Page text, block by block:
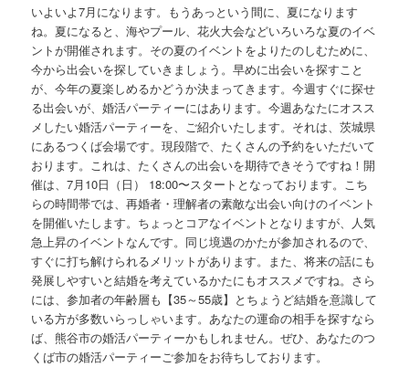
テ
ン
ツ
へ
移
動
ン
ツ
へ
移
動
いよいよ7月になります。もうあっという間に、夏になります
ね。夏になると、海やプール、花火大会などいろいろな夏のイベ
ントが開催されます。その夏のイベントをよりたのしむために、
今から出会いを探していきましょう。早めに出会いを探すこと
が、今年の夏楽しめるかどうか決まってきます。今週すぐに探せ
る出会いが、婚活パーティーにはあります。今週あなたにオスス
メしたい婚活パーティーを、ご紹介いたします。それは、茨城県
にあるつくば会場です。現段階で、たくさんの予約をいただいて
おります。これは、たくさんの出会いを期待できそうですね！開
催は、7月10日（日） 18:00〜スタートとなっております。こち
らの時間帯では、再婚者・理解者の素敵な出会い向けのイベント
を開催いたします。ちょっとコアなイベントとなりますが、人気
急上昇のイベントなんです。同じ境遇のかたが参加されるので、
すぐに打ち解けられるメリットがあります。また、将来の話にも
発展しやすいと結婚を考えているかたにもオススメですね。さら
には、参加者の年齢層も【35～55歳】とちょうど結婚を意識して
いる方が多数いらっしゃいます。あなたの運命の相手を探すなら
ば、熊谷市の婚活パーティーかもしれません。ぜひ、あなたのつ
くば市の婚活パーティーご参加をお待ちしております。